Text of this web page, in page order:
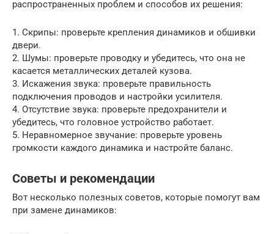
распространенных проблем и способов их решения:
1. Скрипы: проверьте крепления динамиков и обшивки
двери.
2. Шумы: проверьте проводку и убедитесь, что она не
касается металлических деталей кузова.
3. Искажения звука: проверьте правильность
подключения проводов и настройки усилителя.
4. Отсутствие звука: проверьте предохранители и
убедитесь, что головное устройство работает.
5. Неравномерное звучание: проверьте уровень
громкости каждого динамика и настройте баланс.
Советы и рекомендации
Вот несколько полезных советов, которые помогут вам
при замене динамиков: